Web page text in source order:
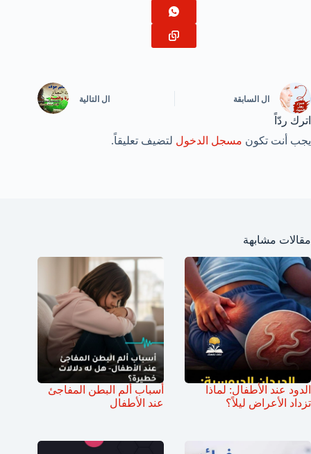
ال السابقة ال التالية
اترك ردّاً
يجب أنت تكون مسجل الدخول لتضيف تعليقاً.
مقالات مشابهة
الدود عند الأطفال: لماذا
تزداد الأعراض ليلاً؟
أسباب ألم البطن المفاجئ
عند الأطفال